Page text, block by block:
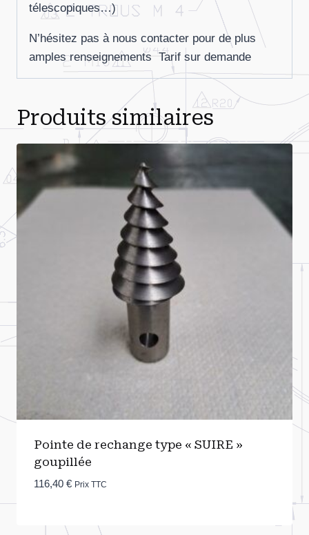
télescopiques…)
N’hésitez pas à nous contacter pour de plus
amples renseignements Tarif sur demande
Produits similaires
Pointe de rechange type « SUIRE »
goupillée
116,40 € Prix TTC